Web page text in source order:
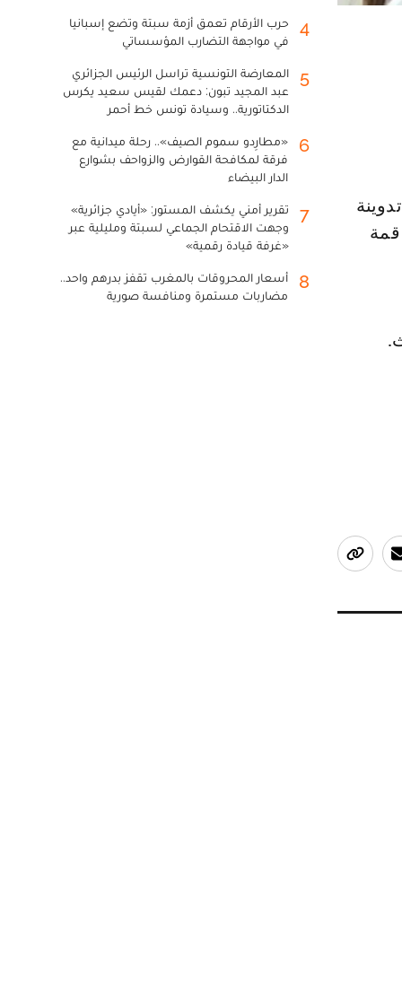
قمة
4
حرب الأرقام تعمق أزمة سبتة وتضع إسبانيا
في مواجهة التضارب المؤسساتي
5
المعارضة التونسية تراسل الرئيس الجزائري
عبد المجيد تبون: دعمك لقيس سعيد يكرس
الدكتاتورية.. وسيادة تونس خط أحمر
6
«مطارِدو سموم الصيف».. رحلة ميدانية مع
فرقة لمكافحة القوارض والزواحف بشوارع
الدار البيضاء
7
تقرير أمني يكشف المستور: «أيادي جزائرية»
وجهت الاقتحام الجماعي لسبتة ومليلية عبر
«غرفة قيادة رقمية»
8
أسعار المحروقات بالمغرب تقفز بدرهم واحد..
مضاربات مستمرة ومنافسة صورية